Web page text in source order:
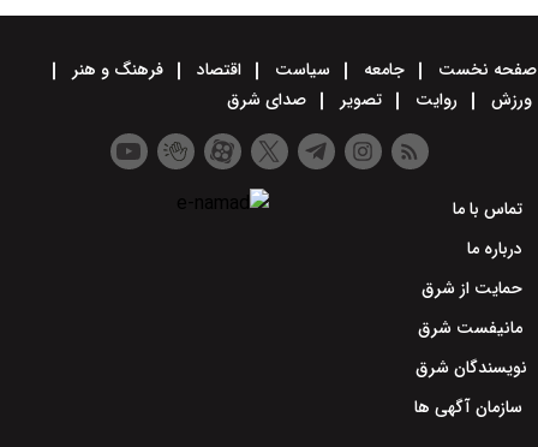
صفحه نخست جامعه سیاست اقتصاد
فرهنگ و هنر
ورزش
روایت تصویر صدای شرق
تماس با ما
درباره ما
حمایت از شرق
مانیفست شرق
نویسندگان شرق
سازمان آگهی ها